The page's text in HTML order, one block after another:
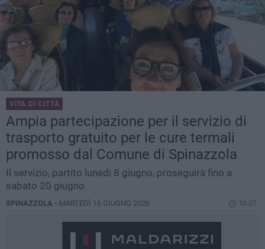
VITA DI CITTÀ
Ampia partecipazione per il servizio di
trasporto gratuito per le cure termali
promosso dal Comune di Spinazzola
Il servizio, partito lunedì 8 giugno, proseguirà fino a
sabato 20 giugno
SPINAZZOLA - MARTEDÌ 16 GIUGNO 2026 10.07